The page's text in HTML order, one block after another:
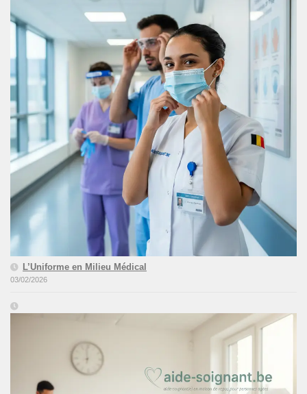
L’Uniforme en Milieu Médical
03/02/2026